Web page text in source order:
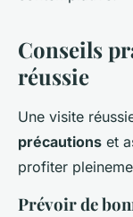
Conseils
réussie
Une visite
précautions et
profiter
Prévoir de